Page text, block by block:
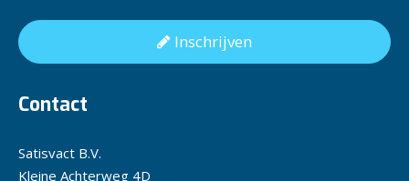
Inschrijven
Contact
Satisvact B.V.
Kleine Achterweg 4D